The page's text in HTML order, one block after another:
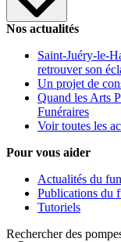
Nos actualités
Saint-Juéry-le-
retrouver son
Un projet de
Quand les Arts
Funéraires
Voir toutes les
Pour vous aider
Actualités du
Publications du
Tutoriels
Rechercher des